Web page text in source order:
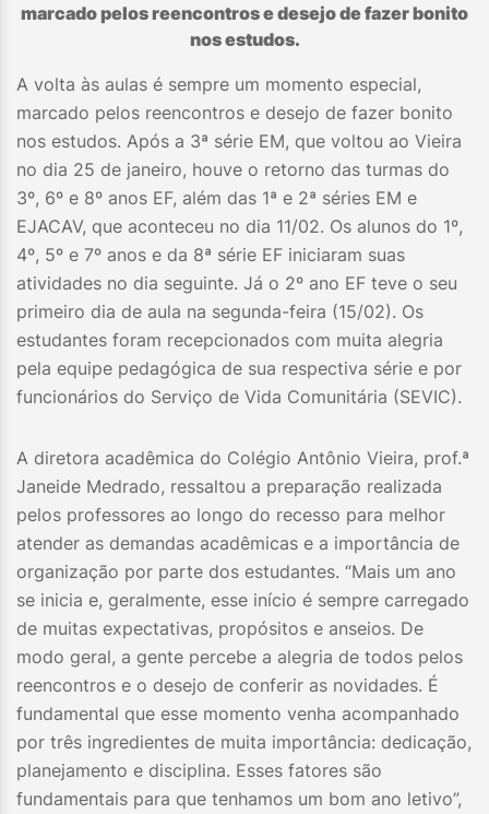
marcado pelos reencontros e desejo de fazer bonito
nos estudos.
A volta às aulas é sempre um momento especial,
marcado pelos reencontros e desejo de fazer bonito
nos estudos. Após a 3ª série EM, que voltou ao Vieira
no dia 25 de janeiro, houve o retorno das turmas do
3º, 6º e 8º anos EF, além das 1ª e 2ª séries EM e
EJACAV, que aconteceu no dia 11/02. Os alunos do 1º,
4º, 5º e 7º anos e da 8ª série EF iniciaram suas
atividades no dia seguinte. Já o 2º ano EF teve o seu
primeiro dia de aula na segunda-feira (15/02). Os
estudantes foram recepcionados com muita alegria
pela equipe pedagógica de sua respectiva série e por
funcionários do Serviço de Vida Comunitária (SEVIC).
A diretora acadêmica do Colégio Antônio Vieira, prof.ª
Janeide Medrado, ressaltou a preparação realizada
pelos professores ao longo do recesso para melhor
atender as demandas acadêmicas e a importância de
organização por parte dos estudantes. “Mais um ano
se inicia e, geralmente, esse início é sempre carregado
de muitas expectativas, propósitos e anseios. De
modo geral, a gente percebe a alegria de todos pelos
reencontros e o desejo de conferir as novidades. É
fundamental que esse momento venha acompanhado
por três ingredientes de muita importância: dedicação,
planejamento e disciplina. Esses fatores são
fundamentais para que tenhamos um bom ano letivo”,